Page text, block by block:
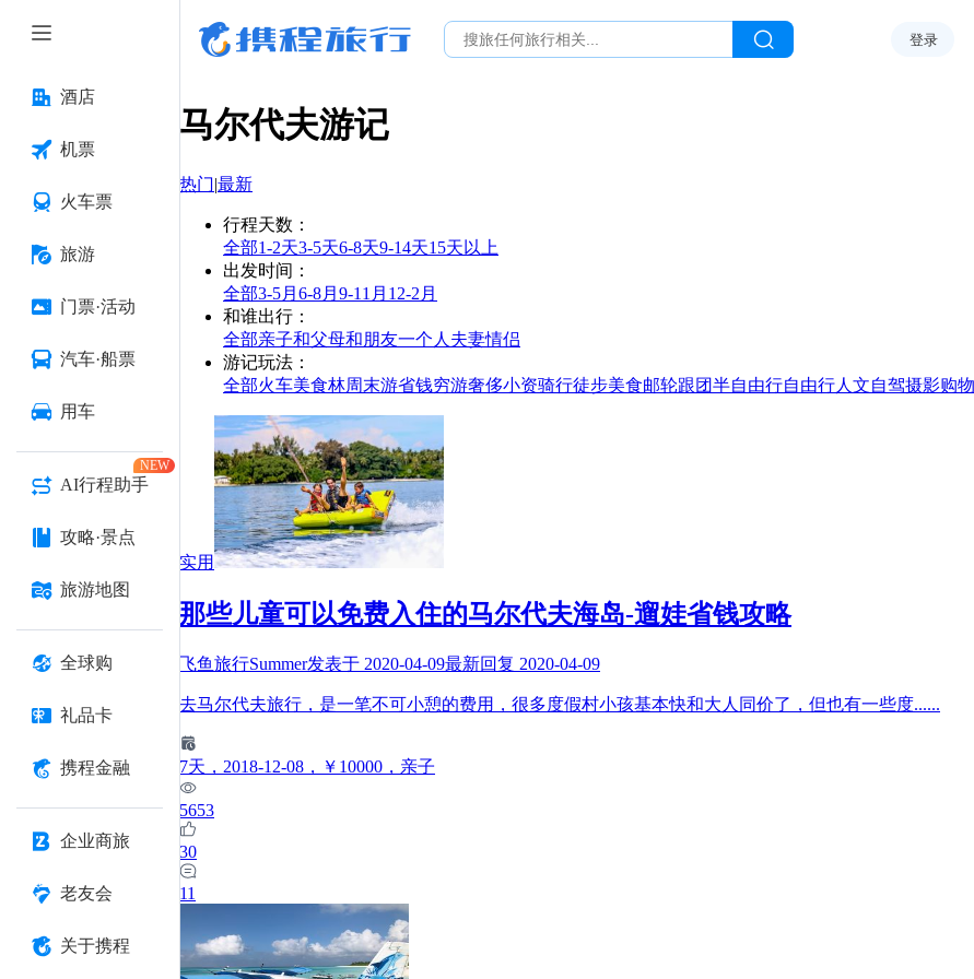
酒店
机票
火车票
旅游
门票·活动
汽车·船票
用车
AI行程助手
NEW
攻略·景点
旅游地图
全球购
礼品卡
携程金融
企业商旅
老友会
关于携程
登录
马尔代夫游记
热门|最新
行程天数 ：
全部1-2天3-5天6-8天9-14天15天以上
出发时间 ：
全部3-5月 6-8月 9-11月 12-2月
和谁出行 ：
全部亲子和父母和朋友一个人 夫妻情侣
游记玩法 ：
全部火车美食林周末游省钱穷游奢侈小资骑行徒步美食邮轮跟团半自由行自由行人文自驾摄影购物
实用
那些儿童可以免费入住的马尔代夫海岛-遛娃省钱攻略
飞鱼旅行Summer发表于 2020-04-09最新回复 2020-04-09
去马尔代夫旅行，是一笔不可小憩的费用，很多度假村小孩基本快和大人同价了，但也有一些度......
7天 ，2018-12-08 ，￥10000 ，亲子
5653
30
11